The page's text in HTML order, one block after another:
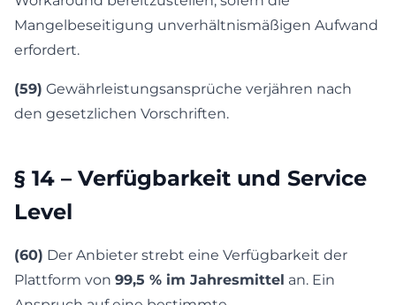
Mangelbeseitigung unverhältnismäßigen Aufwand
erfordert.
(59) Gewährleistungsansprüche verjähren nach
den gesetzlichen Vorschriften.
§ 14 – Verfügbarkeit und Service
Level
(60) Der Anbieter strebt eine Verfügbarkeit der
Plattform von 99,5 % im Jahresmittel an. Ein